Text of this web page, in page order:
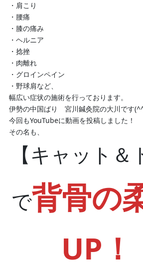
・肩こり
・腰痛
・膝の痛み
・ヘルニア
・捻挫
・肉離れ
・グロインペイン
・野球肩など、
幅広い症状の施術を行っております。
伊勢の中国ばり 宮川鍼灸院の大川です
今回もYouTubeに動画を投稿しました！
その名も、
【キャット＆
で背骨の
UP！